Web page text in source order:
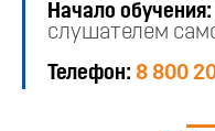
Начало обучения:
слушателем
Телефон: 8 800